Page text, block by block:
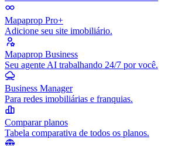
Mapaprop Pro+
Adicione seu site imobiliário.
Mapaprop Business
Seu agente AI trabalhando 24/7 por você.
Business Manager
Para redes imobiliárias e franquias.
Comparar planos
Tabela comparativa de todos os planos.